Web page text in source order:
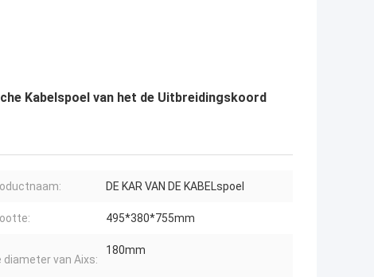
Kabelspoel van het de Uitbreidingskoord
DE KAR VAN DE KABELspoel
495*380*755mm
diameter van Aixs:
180mm